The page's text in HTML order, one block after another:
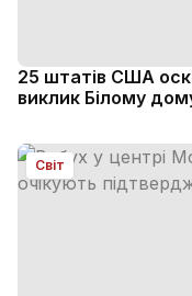
25 штатів США
виклик Білому
Світ